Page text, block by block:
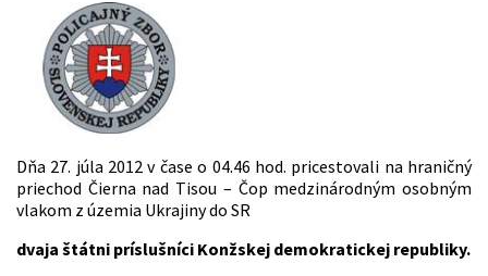
Dňa 27. júla 2012 v čase o 04.46 hod. pricestovali na hraničný
priechod Čierna nad Tisou – Čop medzinárodným osobným
vlakom z územia Ukrajiny do SR
dvaja štátni príslušníci Konžskej demokratickej republiky.